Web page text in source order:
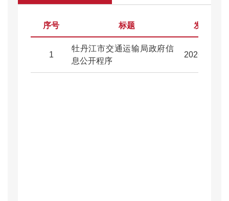
序号 标题 发布日期
1
牡丹江市交通运输局政府信
息公开程序
2026-01-13